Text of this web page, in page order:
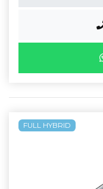
FULL HYBRID